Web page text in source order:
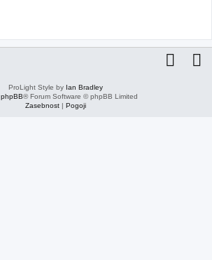
ProLight Style by Ian Bradley
phpBB® Forum Software © phpBB Limited
Zasebnost| Pogoji